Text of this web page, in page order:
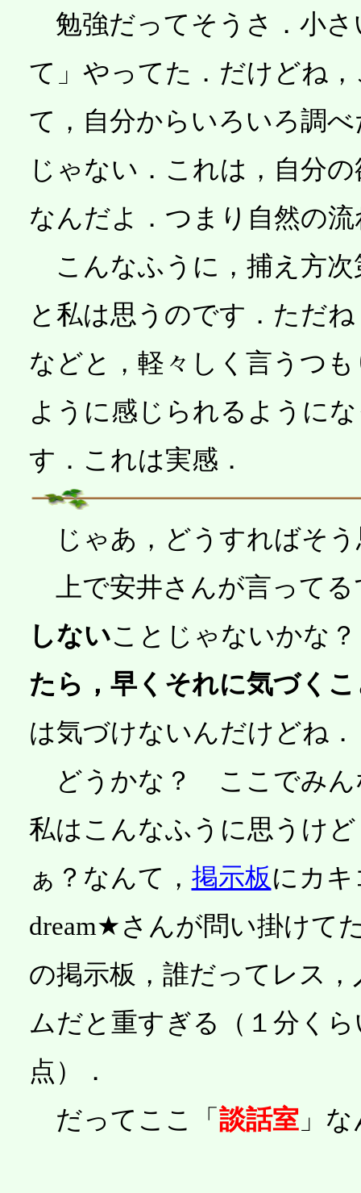
勉強だってそうさ．小さ
て」やってた．だけどね
て，自分からいろいろ調
じゃない．これは，自分
なんだよ．つまり自然の
こんなふうに，捕え方次
と私は思うのです．ただ
などと，軽々しく言うつ
ように感じられるように
す．これは実感．
じゃあ，どうすればそう
上で安井さんが言ってる
しないことじゃないかな
たら，早くそれに気づく
は気づけないんだけどね．
どうかな？ ここでみ
私はこんなふうに思うけ
ぁ？なんて， 掲示板にカ
dream★さんが問い掛けて
の掲示板，誰だってレス
ムだと重すぎる（１分く
点）．
だってここ「 談話室」な